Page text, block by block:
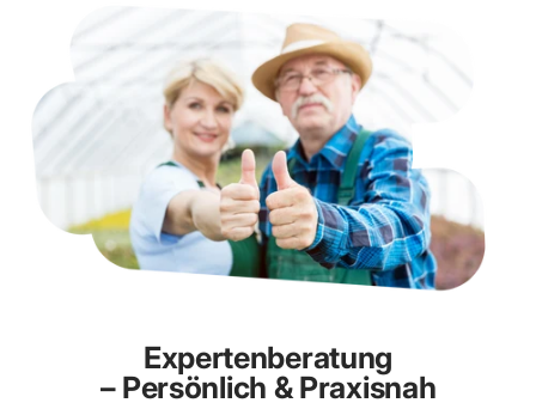
Expertenberatung
– Persönlich & Praxisnah